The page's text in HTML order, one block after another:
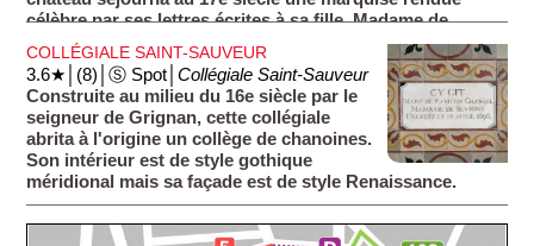
célèbre par ses lettres écrites à sa fille, Madame de
Sévigné.
COLLÉGIALE SAINT-SAUVEUR
3.6★│(8)│Ⓢ Spot│Collégiale Saint-Sauveur
Construite au milieu du 16e siècle par le
seigneur de Grignan, cette collégiale
abrita à l'origine un collège de chanoines.
Son intérieur est de style gothique
méridional mais sa façade est de style Renaissance.